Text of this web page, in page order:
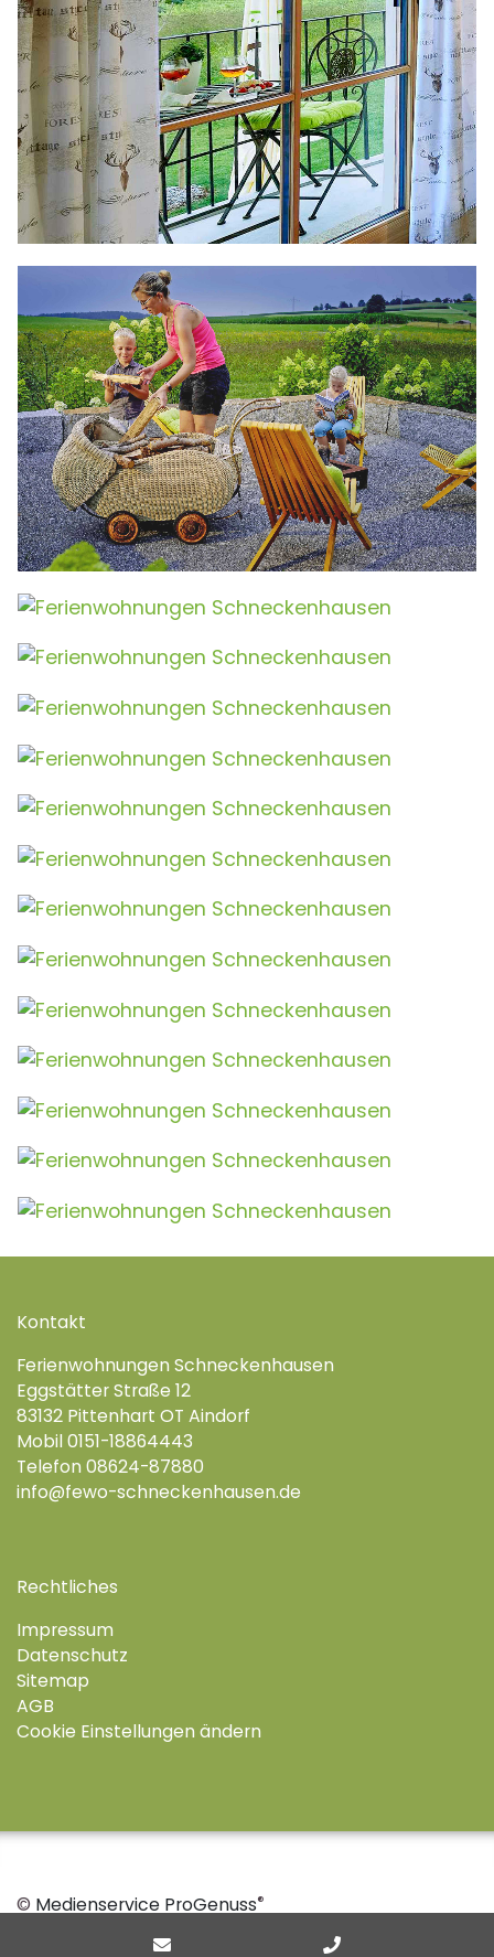
Kontakt
Ferienwohnungen Schneckenhausen
Eggstätter Straße 12
83132 Pittenhart OT Aindorf
Mobil 0151-18864443
Telefon 08624-87880
info@fewo-schneckenhausen.de
Rechtliches
Impressum
Datenschutz
Sitemap
AGB
Cookie Einstellungen ändern
© Medienservice ProGenuss®